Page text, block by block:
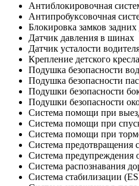
Антиблокировочная
Антипробуксовочная
Блокировка замков задних
Датчик давления в шинах
Датчик усталости
Крепление детского
Подушка безопасности
Подушка безопасности
Подушки безопасности
Подушки безопасности
Система помощи при
Система помощи при
Система помощи при
Система предотвращения
Система предупреждения
Система распознавания
Система стабилизации